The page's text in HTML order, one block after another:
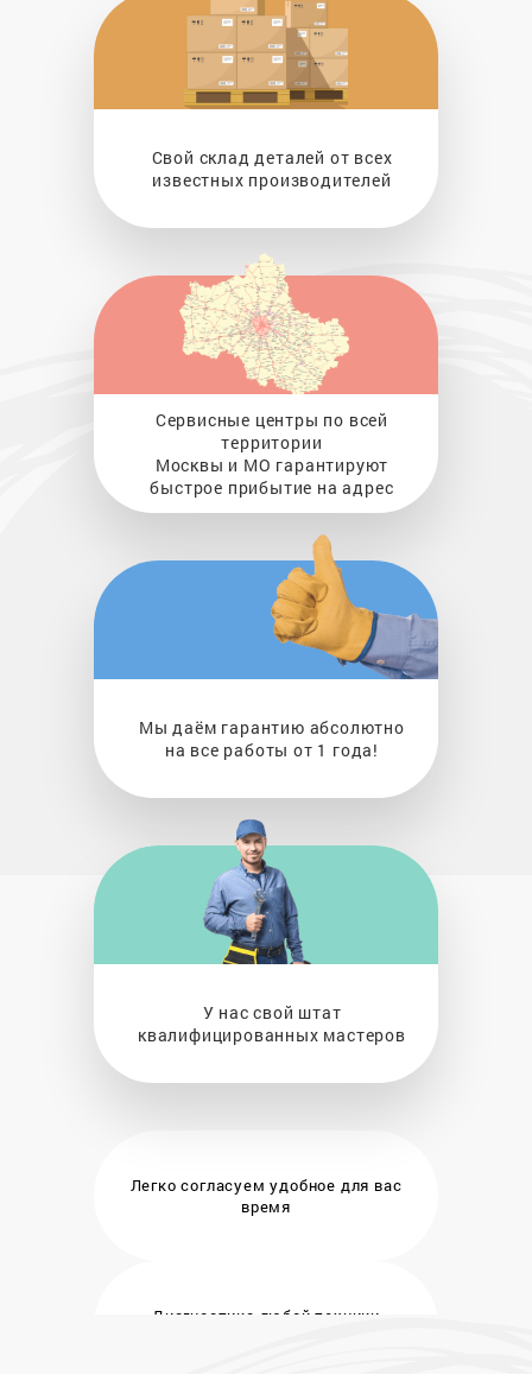
Свой склад деталей от всех
известных производителей
Сервисные центры по всей
территории
Москвы и МО гарантируют
быстрое прибытие на адрес
Мы даём гарантию абсолютно
на все работы от 1 года!
У нас свой штат
квалифицированных мастеров
Легко согласуем удобное для вас
время
Диагностика любой техники